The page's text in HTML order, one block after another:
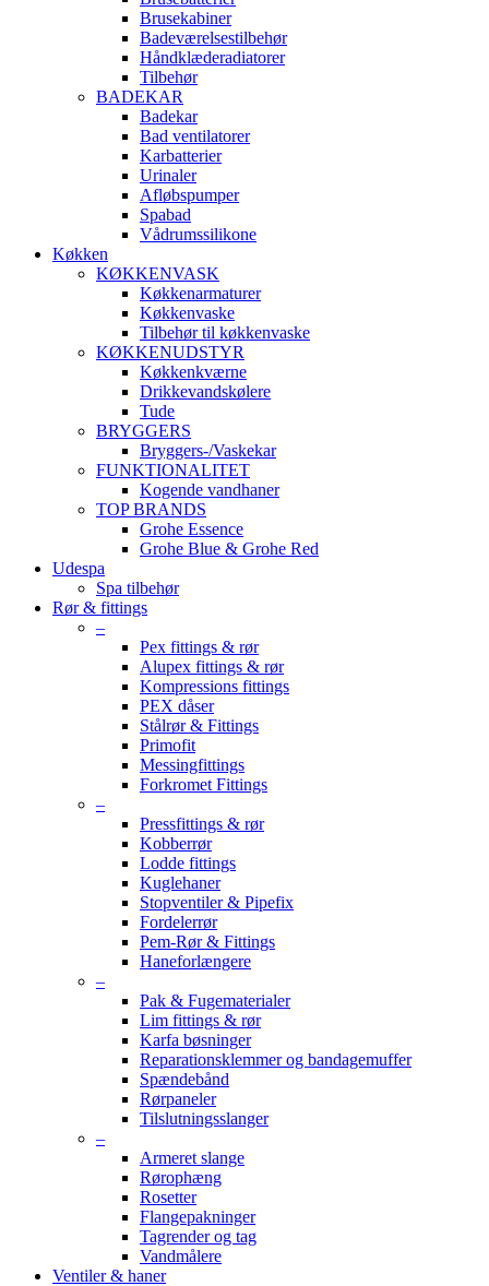
Brusekabiner
Badeværelsestilbehør
Håndklæderadiatorer
Tilbehør
BADEKAR
Badekar
Bad ventilatorer
Karbatterier
Urinaler
Afløbspumper
Spabad
Vådrumssilikone
Køkken
KØKKENVASK
Køkkenarmaturer
Køkkenvaske
Tilbehør til køkkenvaske
KØKKENUDSTYR
Køkkenkværne
Drikkevandskølere
Tude
BRYGGERS
Bryggers-/Vaskekar
FUNKTIONALITET
Kogende vandhaner
TOP BRANDS
Grohe Essence
Grohe Blue & Grohe Red
Udespa
Spa tilbehør
Rør & fittings
–
Pex fittings & rør
Alupex fittings & rør
Kompressions fittings
PEX dåser
Stålrør & Fittings
Primofit
Messingfittings
Forkromet Fittings
–
Pressfittings & rør
Kobberrør
Lodde fittings
Kuglehaner
Stopventiler & Pipefix
Fordelerrør
Pem-Rør & Fittings
Haneforlængere
–
Pak & Fugematerialer
Lim fittings & rør
Karfa bøsninger
Reparationsklemmer og bandagemuffer
Spændebånd
Rørpaneler
Tilslutningsslanger
–
Armeret slange
Rørophæng
Rosetter
Flangepakninger
Tagrender og tag
Vandmålere
Ventiler & haner